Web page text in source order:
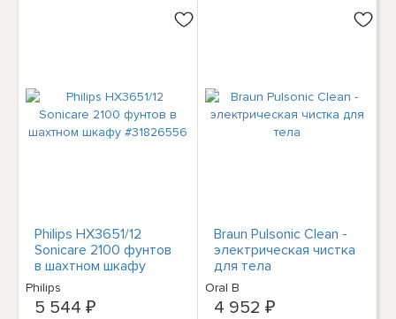
Philips HX3651/12
Sonicare 2100 фунтов
в шахтном шкафу
#31826556
Philips
5 544 ₽
Braun Pulsonic Clean -
электрическая чистка
для тела
Oral B
4 952 ₽